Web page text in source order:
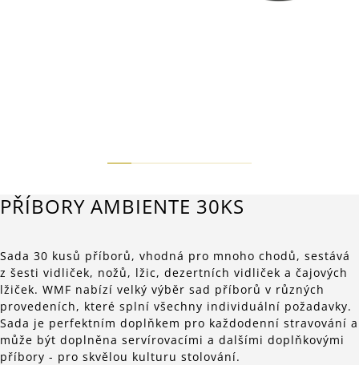
PŘÍBORY AMBIENTE 30KS
Sada 30 kusů příborů, vhodná pro mnoho chodů, sestává
z šesti vidliček, nožů, lžic, dezertních vidliček a čajových
lžiček. WMF nabízí velký výběr sad příborů v různých
provedeních, které splní všechny individuální požadavky.
Sada je perfektním doplňkem pro každodenní stravování a
může být doplněna servírovacími a dalšími doplňkovými
příbory - pro skvělou kulturu stolování.